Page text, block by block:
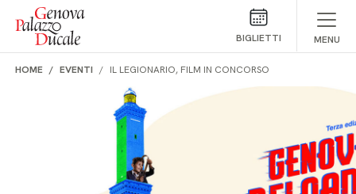
Salta al contenuto
BIGLIETTI MENU
HOME EVENTI IL LEGIONARIO, FILM IN CONCORSO